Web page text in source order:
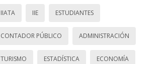
IIATA IIE ESTUDIANTES
CONTADOR PÚBLICO ADMINISTRACIÓN
TURISMO ESTADÍSTICA ECONOMÍA